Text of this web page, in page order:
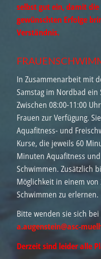
selbst gut ein, damit
gewünschten Erfolge
Verständnis.
In Zusammenarbeit mit
Samstag im Nordbad
Zwischen 08:00-11:00
Frauen zur Verfügung.
Aquafitness- und
Kurse, die jeweils 60
Minuten Aquafitness
Schwimmen. Zusätzlich
Möglichkeit in einem
Schwimmen zu erlernen.
Bitte wenden sie sich
a.augenstein@asc-
Derzeit sind leider alle